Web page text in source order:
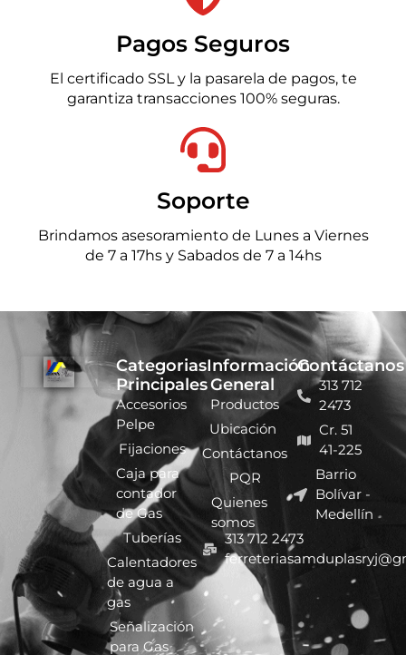
Pagos Seguros
El certificado SSL y la pasarela de pagos, te
garantiza transacciones 100% seguras.
Soporte
Brindamos asesoramiento de Lunes a Viernes
de 7 a 17hs y Sabados de 7 a 14hs
Categorias
Principales
Accesorios
Pelpe
Fijaciones
Caja para
contador
de Gas
Tuberías
Calentadores
de agua a
gas
Señalización
para Gas
Información
General
Productos
Ubicación
Contáctanos
PQR
Quienes
somos
Contáctanos
313 712
2473
Cr. 51
41-225
Barrio
Bolívar -
Medellín
313 712 2473